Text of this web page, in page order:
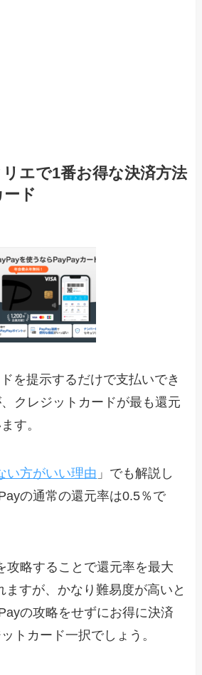
エで1番お得な決済方法
ド
を提示するだけで支払いでき
クレジットカードが最も還元
す。
い方がいい理由 」でも解説し
の通常の還元率は0.5％で
攻略することで還元率を最大
ますが、かなり難易度が高いと
の攻略をせずにお得に決済
トカード一択でしょう。